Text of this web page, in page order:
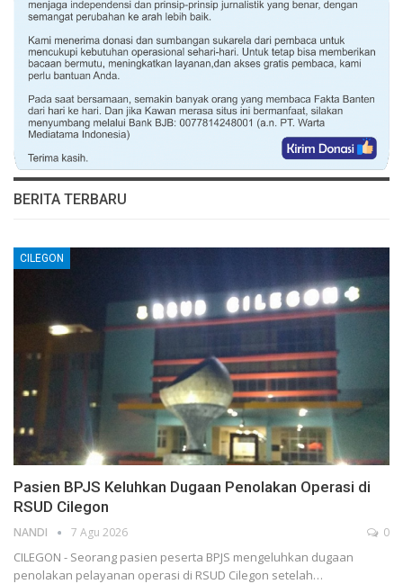
BERITA TERBARU
CILEGON
Pasien BPJS Keluhkan Dugaan Penolakan Operasi di
RSUD Cilegon
NANDI 7 Agu 2026 0
CILEGON - Seorang pasien peserta BPJS mengeluhkan dugaan
penolakan pelayanan operasi di RSUD Cilegon setelah…